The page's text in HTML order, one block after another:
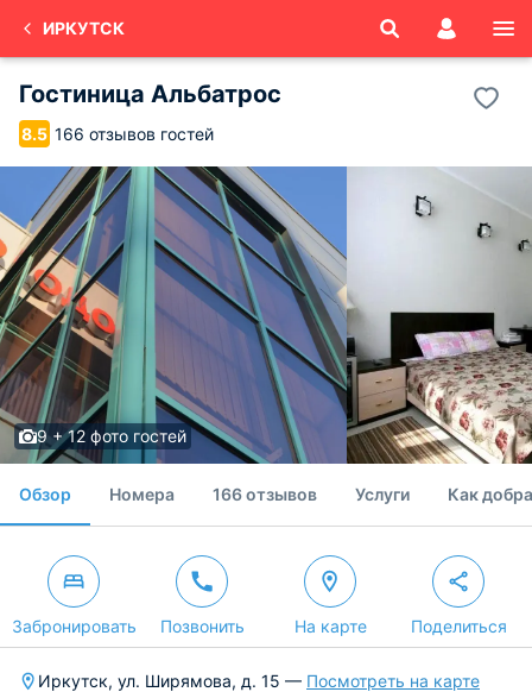
ИРКУТСК
Гостиница Альбатрос
8.5 166 отзывов гостей
9 + 12 фото гостей
Обзор Номера 166 отзывов Услуги Как
Забронировать Позвонить На карте Поделиться
Иркутск, ул. Ширямова, д. 15 — Посмотреть на карте